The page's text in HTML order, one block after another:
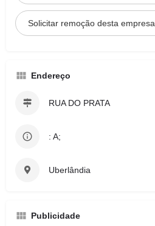
Solicitar remoção desta empresa
Endereço
RUA DO PRATA
: A;
Uberlândia
Publicidade